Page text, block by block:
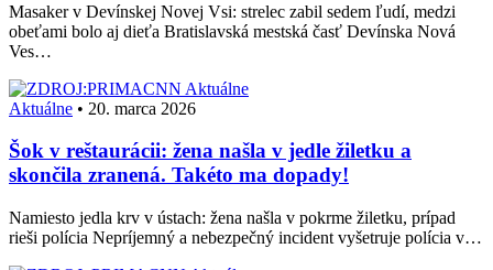
Masaker v Devínskej Novej Vsi: strelec zabil sedem ľudí, medzi
obeťami bolo aj dieťa Bratislavská mestská časť Devínska Nová
Ves…
Aktuálne
Aktuálne • 20. marca 2026
Šok v reštaurácii: žena našla v jedle žiletku a
skončila zranená. Takéto ma dopady!
Namiesto jedla krv v ústach: žena našla v pokrme žiletku, prípad
rieši polícia Nepríjemný a nebezpečný incident vyšetruje polícia v…